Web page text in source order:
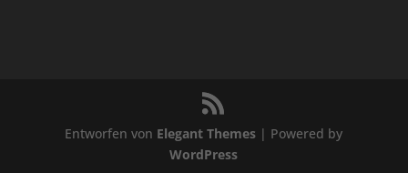
Entworfen von Elegant Themes | Powered by
WordPress